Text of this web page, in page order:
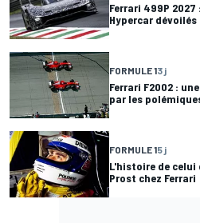
Ferrari 499P
Hypercar dévoilés
FORMULE 13 j
Ferrari F2002 :
par les
FORMULE 15 j
L'histoire de celui
Prost chez Ferrari